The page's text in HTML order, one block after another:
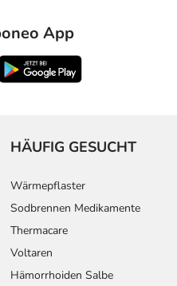
App
HÄUFIG GESUCHT
Wärmepflaster
Sodbrennen Medikamente
Thermacare
Voltaren
Hämorrhoiden Salbe